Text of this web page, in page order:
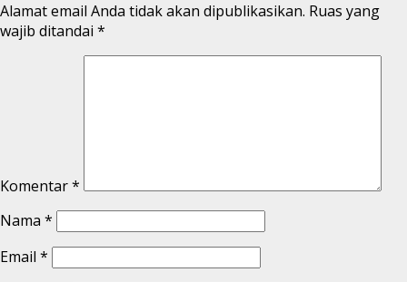
Alamat email Anda tidak akan dipublikasikan. Ruas yang
wajib ditandai *
Komentar*
Nama *
Email *